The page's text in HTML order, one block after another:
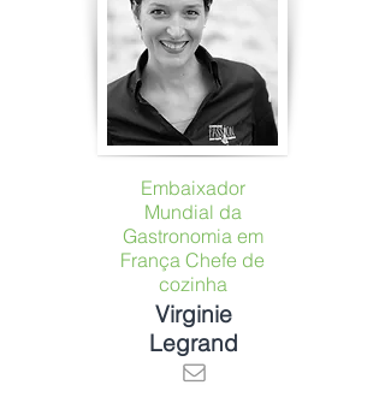
Embaixador
Mundial da
Gastronomia em
França Chefe de
cozinha
Virginie
Legrand